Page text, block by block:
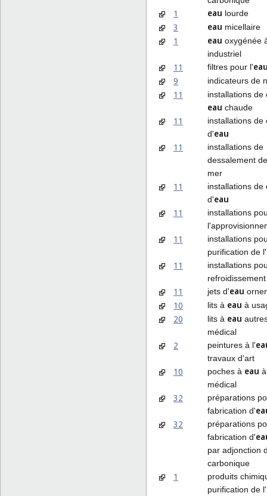
1 eau lourde
3 eau micellaire
1 eau oxygénée
industriel
11 filtres pour l'
9
indicateurs de
11 installations de
eau chaude
11
installations de
d'eau
11
installations de
dessalement
mer
11
installations de
d'eau
11
installations
11
installations
purification de l'
11
installations
11 jets d'eau
10 lits à eau à
20 lits à eau
médical
2 peintures à l'
travaux d'art
10 poches à eau
médical
32
préparations
fabrication d'
32
préparations
fabrication d'
par adjonction
carbonique
1
produits
purification de l'